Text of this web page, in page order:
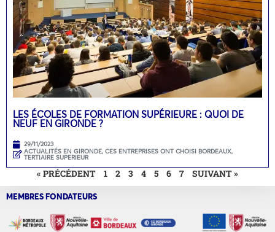
LES ÉCOLES DE FORMATION SUPÉRIEURE : QUOI DE
NEUF EN GIRONDE ?
29/11/2023
ACTUALITÉS EN GIRONDE, CES ENTREPRISES ONT CHOISI BORDEAUX,
TERTIAIRE SUPERIEUR
« PRÉCÉDENT 1 2 3 4 5 6 7 SUIVANT »
MEMBRES FONDATEURS